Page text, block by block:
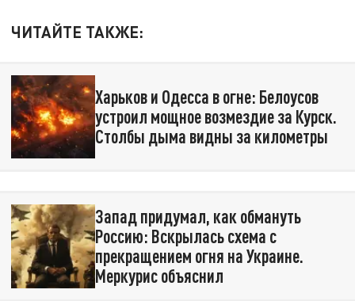
ЧИТАЙТЕ ТАКЖЕ:
Харьков и Одесса в огне: Белоусов
устроил мощное возмездие за Курск.
Столбы дыма видны за километры
Запад придумал, как обмануть
Россию: Вскрылась схема с
прекращением огня на Украине.
Меркурис объяснил